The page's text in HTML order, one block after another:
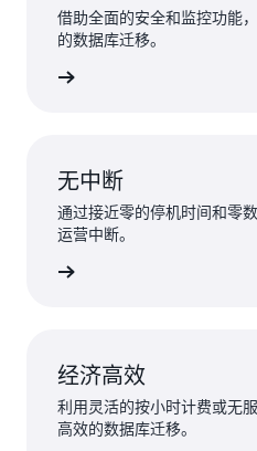
借助全面的安全和监控功能
的数据库迁移。
无中断
通过接近零的停机时间和零
运营中断。
经济高效
利用灵活的按小时计费或无
高效的数据库迁移。